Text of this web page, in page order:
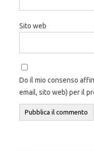
Sito web
Do il mio consenso
email, sito web) per il